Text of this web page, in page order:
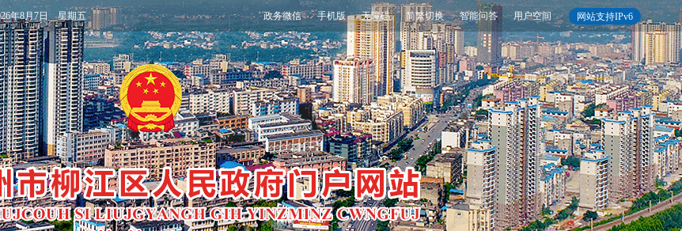
网站支持IPv6
政务微信 手机版 无障碍 简繁切换 智能问答 用户空间
年8月7日 星期五